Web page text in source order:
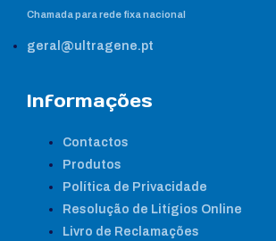
Chamada para rede fixa nacional
geral@ultragene.pt
Informações
Contactos
Produtos
Política de Privacidade
Resolução de Litígios Online
Livro de Reclamações